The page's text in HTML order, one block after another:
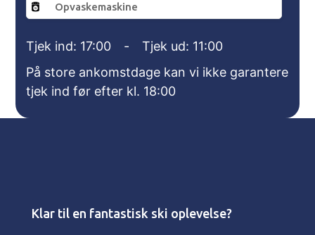
Opvaskemaskine
Tjek ind: 17:00 -
Tjek ud: 11:00
På store ankomstdage kan vi ikke garantere
tjek ind før efter kl. 18:00
Klar til en fantastisk ski oplevelse?